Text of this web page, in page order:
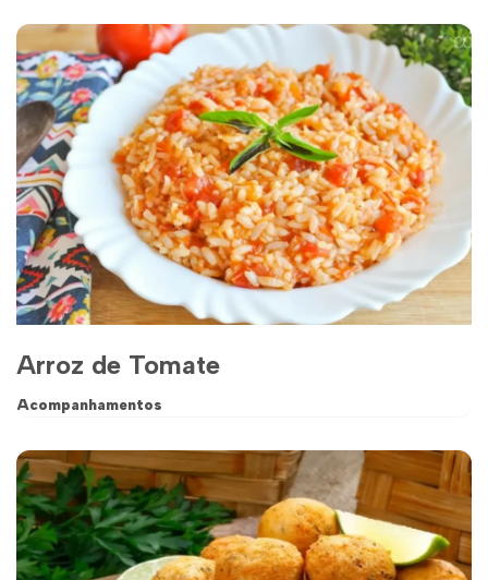
Arroz de Tomate
Acompanhamentos